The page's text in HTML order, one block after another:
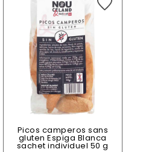
Picos camperos sans
gluten Espiga Blanca
sachet individuel 50 g